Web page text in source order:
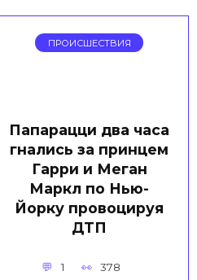
ПРОИСШЕСТВИЯ
Папарацци два часа
гнались за принцем
Гарри и Меган
Маркл по Нью-
Йорку провоцируя
ДТП
1 378